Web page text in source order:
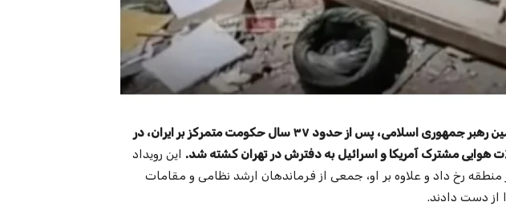
علی خامنه‌ای، دومین رهبر جمهوری اسلامی، پس از حدود ۳۷ سال حکومت متمرکز بر ایران، در
این رویداد
منطقه رخ داد و علاوه بر او، جمعی از فرماندهان ارشد نظامی و مقامات
دست دادند.